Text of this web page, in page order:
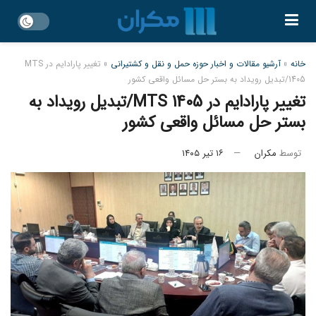
خانه » آرشیو مقالات و اخبار حوزه حمل و نقل و کشتیرانی »
تغییر پارادایم در MTS
1405/تبدیل رویداد به بستر حل مسائل واقعی کشور
تغییر پارادایم در MTS 1405/تبدیل رویداد به
بستر حل مسائل واقعی کشور
توسط مکران ۱۶ تیر ۱۴۰۵